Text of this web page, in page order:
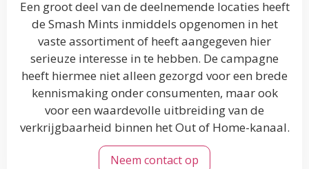
Een groot deel van de deelnemende locaties heeft
de Smash Mints inmiddels opgenomen in het
vaste assortiment of heeft aangegeven hier
serieuze interesse in te hebben. De campagne
heeft hiermee niet alleen gezorgd voor een brede
kennismaking onder consumenten, maar ook
voor een waardevolle uitbreiding van de
verkrijgbaarheid binnen het Out of Home-kanaal.
Neem contact op